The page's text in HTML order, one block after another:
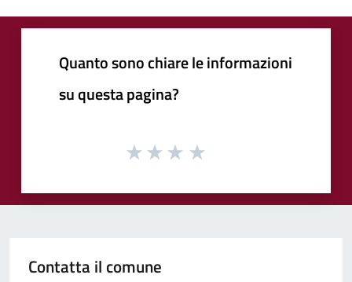
Quanto sono chiare le informazioni
su questa pagina?
Contatta il comune